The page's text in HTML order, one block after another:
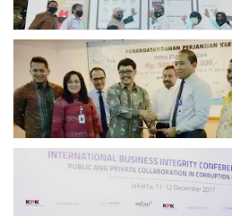
Bank Bjb Fasilitasi Kredit
Kerja Konstruksi PT Adhi
Keren, Bank BJB Kantongi
Puluhan Penghargaan
2017